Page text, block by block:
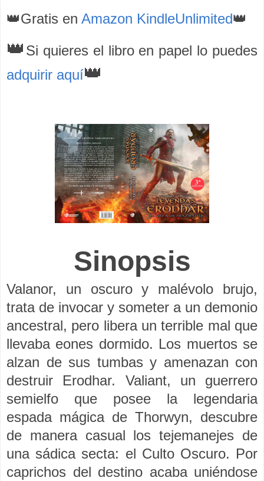
👑Gratis en Amazon KindleUnlimited👑
👑 Si quieres el libro en papel lo puedes
adquirir aquí👑
Sinopsis
Valanor, un oscuro y malévolo brujo,
trata de invocar y someter a un demonio
ancestral, pero libera un terrible mal que
llevaba eones dormido. Los muertos se
alzan de sus tumbas y amenazan con
destruir Erodhar. Valiant, un guerrero
semielfo que posee la legendaria
espada mágica de Thorwyn, descubre
de manera casual los tejemanejes de
una sádica secta: el Culto Oscuro. Por
caprichos del destino acaba uniéndose